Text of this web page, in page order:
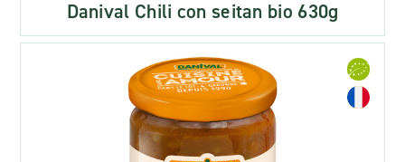
Danival Chili con seitan bio 630g